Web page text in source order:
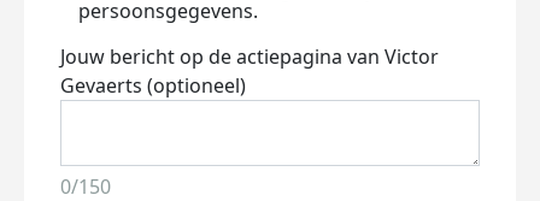
persoonsgegevens.
Jouw bericht op de actiepagina van Victor
Gevaerts (optioneel)
0/150